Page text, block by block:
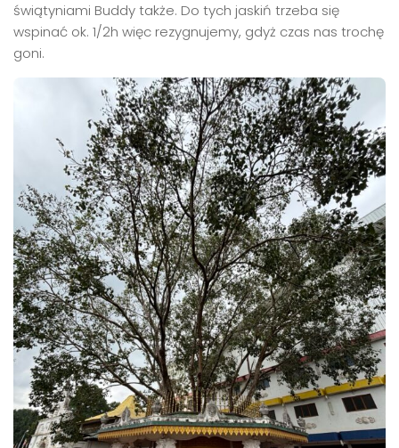
świątyniami Buddy także. Do tych jaskiń trzeba się
wspinać ok. 1/2h więc rezygnujemy, gdyż czas nas trochę
goni.